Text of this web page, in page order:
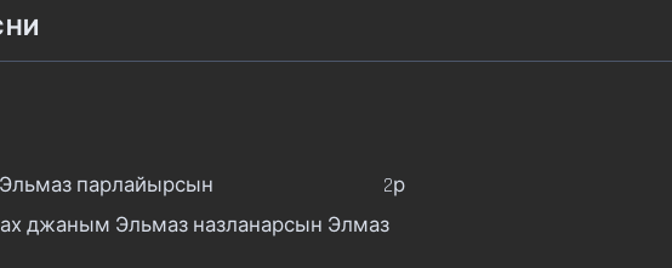
парлайырсын                                   2р
джаным Эльмаз назланарсын Элмаз